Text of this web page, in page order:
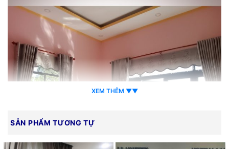
XEM THÊM ▼▼
SẢN PHẨM TƯƠNG TỰ